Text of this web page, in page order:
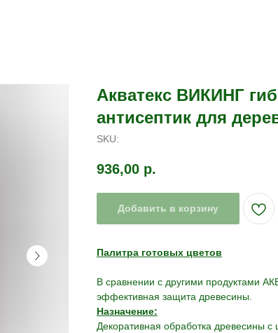
Акватекс ВИКИНГ
антисептик для
SKU:
936,00 р.
Добавить в корзину
Палитра готовых цветов
В сравнении с другими продуктами
эффективная защита древесины.
Назначение:
Декоративная обработка древесины с